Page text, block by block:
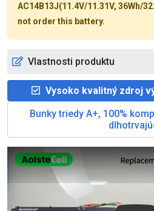
AC14B13J(11.4V/11.31V, 36Wh/
not order this battery.
Vlastnosti produktu
Vysoko kvalitný zdroj
Bunky triedy A+, 100%